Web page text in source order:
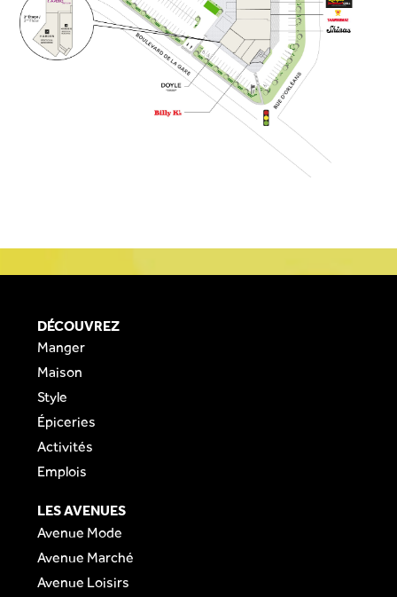
DÉCOUVREZ
Manger
Maison
Style
Épiceries
Activités
Emplois
LES AVENUES
Avenue Mode
Avenue Marché
Avenue Loisirs